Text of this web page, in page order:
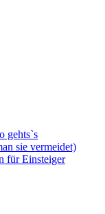
gehts`s
sie vermeidet)
für Einsteiger